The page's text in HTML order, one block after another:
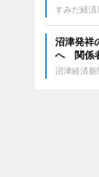
すみだ経済
沼津発祥
へ 関係
沼津経済新